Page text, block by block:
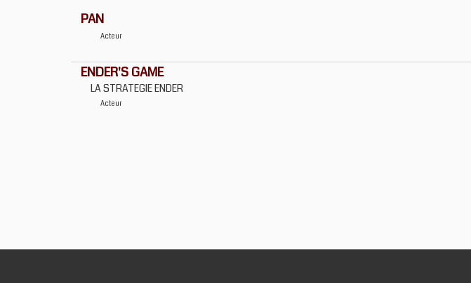
PAN
Acteur
ENDER'S GAME
LA STRATEGIE ENDER
Acteur